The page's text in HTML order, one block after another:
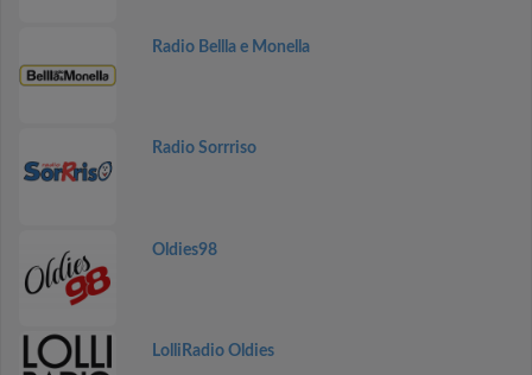
Radio Bellla e Monella
Radio Sorrriso
Oldies98
LolliRadio Oldies